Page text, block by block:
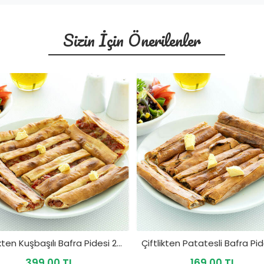
Sizin İçin Önerilenler
Çiftlikten Kuşbaşılı Bafra Pidesi 210 Gr